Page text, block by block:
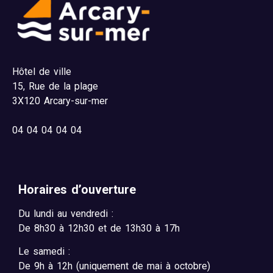
Hôtel de ville
15, Rue de la plage
3X120 Arcary-sur-mer
04 04 04 04 04
Horaires d’ouverture
Du lundi au vendredi :
De 8h30 à 12h30 et de 13h30 à 17h
Le samedi :
De 9h à 12h (uniquement de mai à octobre)